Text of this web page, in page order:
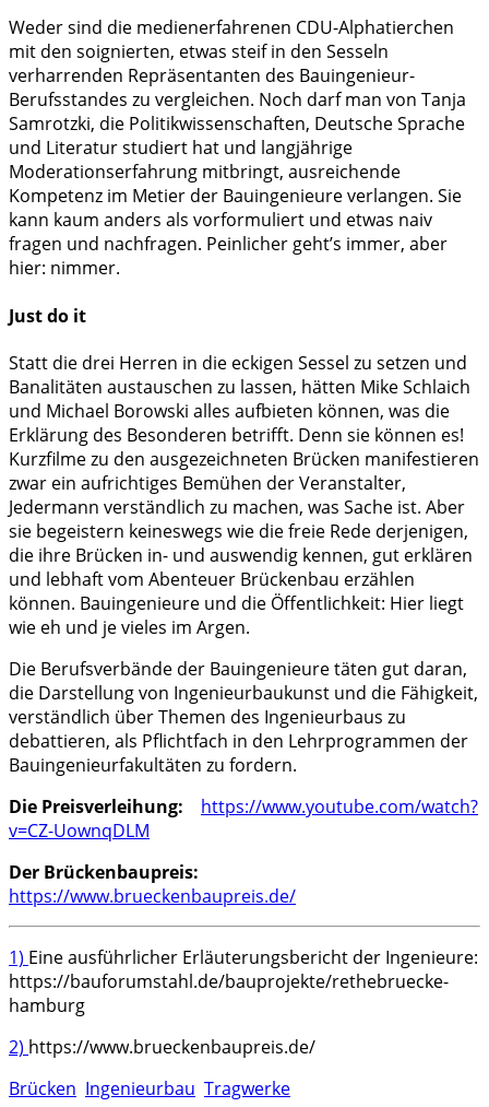
Weder sind die medienerfahrenen CDU-Alphatierchen
mit den soignierten, etwas steif in den Sesseln
verharrenden Repräsentanten des Bauingenieur-
Berufsstandes zu vergleichen. Noch darf man von Tanja
Samrotzki, die Politikwissenschaften, Deutsche Sprache
und Literatur studiert hat und langjährige
Moderationserfahrung mitbringt, ausreichende
Kompetenz im Metier der Bauingenieure verlangen. Sie
kann kaum anders als vorformuliert und etwas naiv
fragen und nachfragen. Peinlicher geht’s immer, aber
hier: nimmer.
Just do it
Statt die drei Herren in die eckigen Sessel zu setzen und
Banalitäten austauschen zu lassen, hätten Mike Schlaich
und Michael Borowski alles aufbieten können, was die
Erklärung des Besonderen betrifft. Denn sie können es!
Kurzfilme zu den ausgezeichneten Brücken manifestieren
zwar ein aufrichtiges Bemühen der Veranstalter,
Jedermann verständlich zu machen, was Sache ist. Aber
sie begeistern keineswegs wie die freie Rede derjenigen,
die ihre Brücken in- und auswendig kennen, gut erklären
und lebhaft vom Abenteuer Brückenbau erzählen
können. Bauingenieure und die Öffentlichkeit: Hier liegt
wie eh und je vieles im Argen.
Die Berufsverbände der Bauingenieure täten gut daran,
die Darstellung von Ingenieurbaukunst und die Fähigkeit,
verständlich über Themen des Ingenieurbaus zu
debattieren, als Pflichtfach in den Lehrprogrammen der
Bauingenieurfakultäten zu fordern.
Die Preisverleihung:
https://www.youtube.com/watch?
v=CZ-UownqDLM
Der Brückenbaupreis:
https://www.brueckenbaupreis.de/
1) Eine ausführlicher Erläuterungsbericht der Ingenieure:
https://bauforumstahl.de/bauprojekte/rethebruecke-
hamburg
2) https://www.brueckenbaupreis.de/
Brücken Ingenieurbau Tragwerke